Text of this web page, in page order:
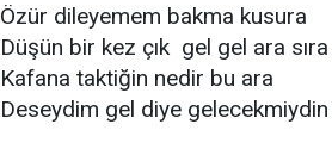
Özür dileyemem bakma kusura
Düşün bir kez çık gel gel ara sıra
Kafana taktiğin nedir bu ara
Deseydim gel diye gelecekmiydin